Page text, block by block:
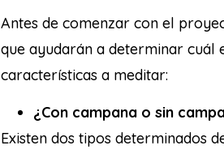
Antes de comenzar con el
que ayudarán a determinar cuál
características a meditar:
¿Con campana o sin
Existen dos tipos determinados